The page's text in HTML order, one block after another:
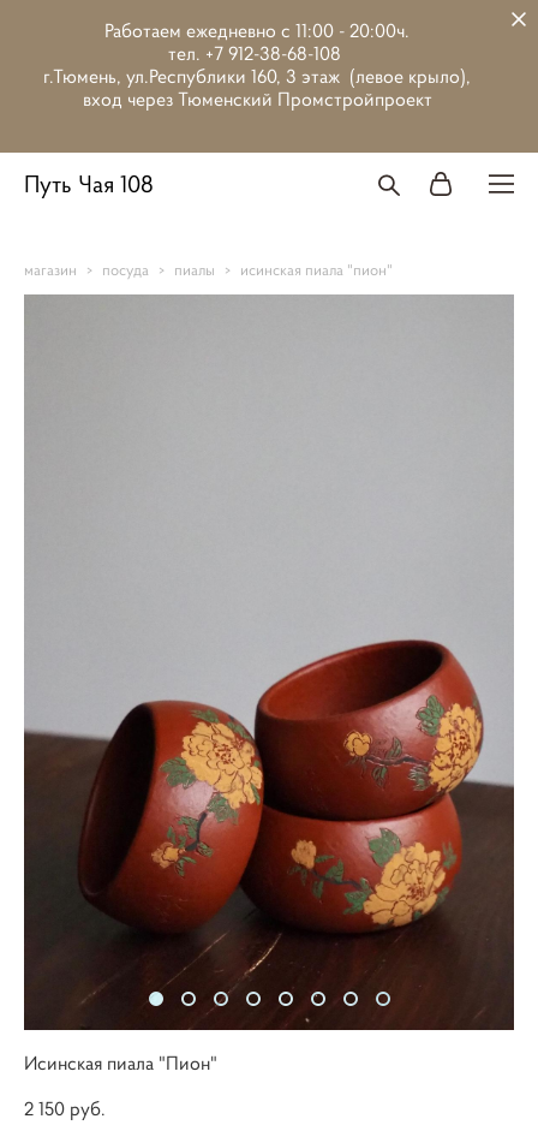
Работаем ежедневно с 11:00 - 20:00ч.
тел. +7 912-38-68-108
г.Тюмень, ул.Республики 160, 3 этаж (левое крыло),
вход через Тюменский Промстройпроект
Путь Чая 108
магазин > посуда > пиалы > исинская пиала "пион"
Исинская пиала "Пион"
2 150 pуб.